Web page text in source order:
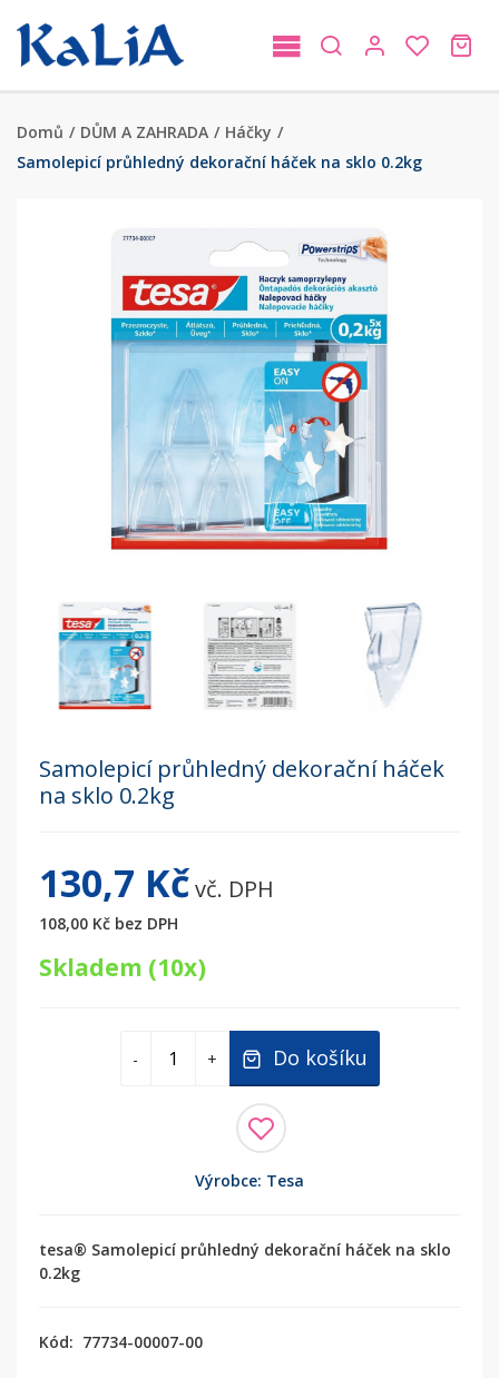
Domů / DŮM A ZAHRADA / Háčky /
Samolepicí průhledný dekorační háček na sklo 0.2kg
Samolepicí průhledný dekorační háček
na sklo 0.2kg
130,7 Kčvč. DPH
108,00 Kč bez DPH
Skladem (10x)
- + Do košíku
Výrobce: Tesa
tesa® Samolepicí průhledný dekorační háček na sklo
0.2kg
Kód: 77734-00007-00